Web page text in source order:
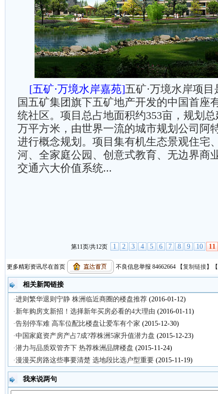
[五矿·万境水岸嘉苑]五矿·万境水岸项
国五矿集团旗下五矿地产开发的中国首座
统社区。项目总占地面积约353亩，规划
万平方米，由世界一流的城市规划公司阿
进行概念规划。项目集有机生态景观住宅
河、全家庭公园、创意式教育、无边界商
交通六大价值系统...
第11页/共12页 1 2 3 4 5 6 7 8 9 10 11
更多精彩资讯尽在首页 不良信息举报 84662664 【复制链接】【
相关新闻链接
·进则繁华退则宁静 株洲临近商圈的楼盘推荐 (2016-01-12)
·新年购房支新招！选择新年买房必看的4大理由 (2016-01-11)
·告别停车难 高车位配比楼盘让爱车有个家 (2015-12-30)
·中国家庭资产房产占7成?荐株洲5家升值潜力盘 (2015-12-23)
·潜力与品质双管齐下 热荐株洲品牌楼盘 (2015-11-24)
·漫漫买房路这些事要清楚 选地段比选户型重要 (2015-11-19)
我来说两句